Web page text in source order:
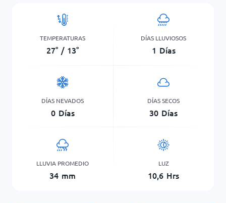
TEMPERATURAS
27° / 13°
DÍAS LLUVIOSOS
1 Días
DÍAS NEVADOS
0 Días
DÍAS SECOS
30 Días
LLUVIA PROMEDIO
34 mm
LUZ
10,6 Hrs